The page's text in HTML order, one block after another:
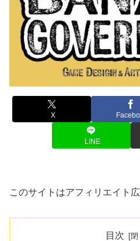
X
LINE
このサイトはアフィリエイト
目次